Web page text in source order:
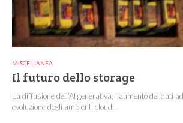
MISCELLANEA
Il futuro dello storage
La diffusione dell’AI generativa, l’aumento dei dati
evoluzione degli ambienti cloud...